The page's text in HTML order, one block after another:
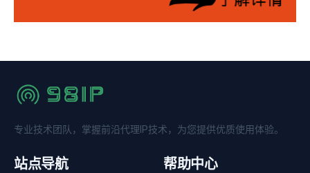
专业技术团队，掌握前沿代理IP技术，为您提供优质使用体验。
站点导航 帮助中心